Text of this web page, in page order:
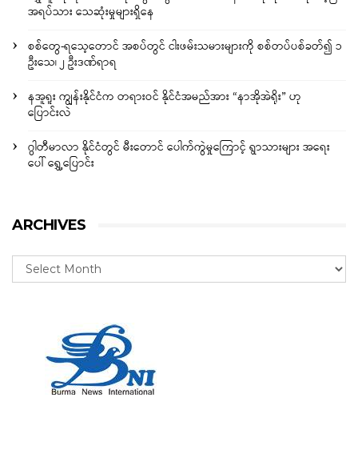
အရပ်သား သေဆုံးမှုများရှိနေ
စစ်တွေ-ရသေ့တောင် အစပ်တွင် ငါးဖမ်းသမားများကို စစ်တပ်ပစ်ခတ်၍ ၁
ဦးသေ၊ ၂ ဦးဒဏ်ရာရ
နအူရူး ကျွန်းနိုင်ငံက တရားဝင် နိုင်ငံအမည်အား “နာအိုအဲရိုး” ဟု
ပြောင်းလဲ
ဂွါတီမာလာ နိုင်ငံတွင် မီးတောင် ပေါက်ကွဲမှုကြောင့် ရွာသားများ အရေး
ပေါ် ရွှေ့ပြောင်း
ARCHIVES